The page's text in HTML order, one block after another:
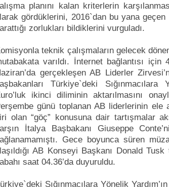
planını kalan kriterlerin
gördüklerini, 2016`dan bu yana
zorlukları bildiklerini vurguladı.
teknik çalışmaların gelecek
varıldı. İnternet bağlantısı
gerçekleşen AB Liderler
Türkiye`deki Sığınmacılara
ikinci diliminin aktarılmasını
günü toplanan AB liderlerinin ele
olan “göç” konusuna dair tartışmalar
İtalya Başbakanı Giuseppe
Gece boyunca süren
AB Konseyi Başkanı Donald
saat 04.36’da duyuruldu.
Sığınmacılara Yönelik